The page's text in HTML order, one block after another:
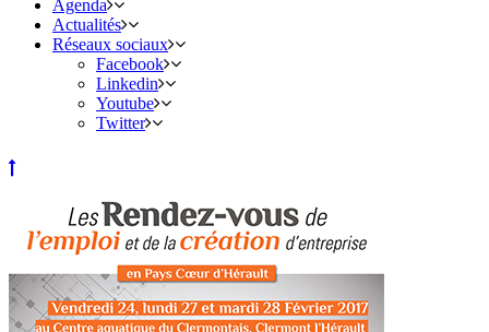
Agenda
Actualités
Réseaux sociaux
Facebook
Linkedin
Youtube
Twitter